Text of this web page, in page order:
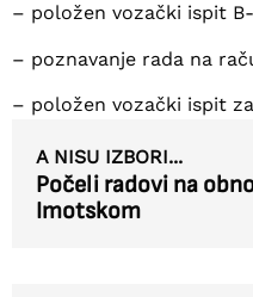
– položen vozački ispit
– poznavanje rada na
– položen vozački ispit
A NISU IZBORI...
Počeli radovi na
Imotskom